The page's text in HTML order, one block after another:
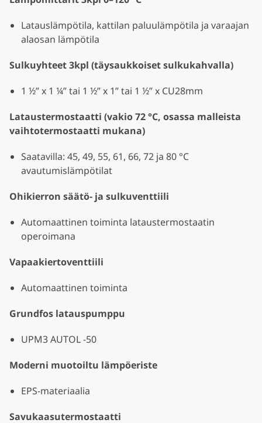
Latauslämpötila, kattilan paluulämpötila ja varaajan
alaosan lämpötila
Sulkuyhteet 3kpl (täysaukkoiset sulkukahvalla)
1 ½” x 1 ¼” tai 1 ½” x 1” tai 1 ½” x CU28mm
Lataustermostaatti (vakio 72 °C, osassa malleista
vaihtotermostaatti mukana)
Saatavilla: 45, 49, 55, 61, 66, 72 ja 80 °C
avautumislämpötilat
Ohikierron säätö- ja sulkuventtiili
Automaattinen toiminta lataustermostaatin
operoimana
Vapaakiertoventtiili
Automaattinen toiminta
Grundfos latauspumppu
UPM3 AUTOL -50
Moderni muotoiltu lämpöeriste
EPS-materiaalia
Savukaasutermostaatti